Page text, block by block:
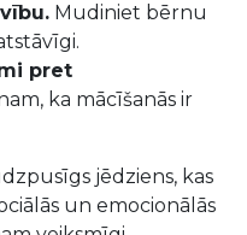
Mudiniet bērnu
pret
ka mācīšanās ir
jēdziens, kas
un emocionālās